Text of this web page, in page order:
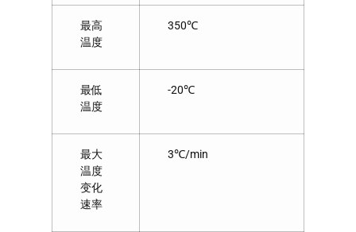
最高
温度
350℃
最低
温度
-20℃
最大
温度
变化
速率
3℃/min